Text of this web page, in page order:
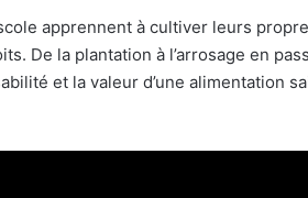
apprennent à cultiver leurs
De la plantation à l’arrosage en
et la valeur d’une alimentation